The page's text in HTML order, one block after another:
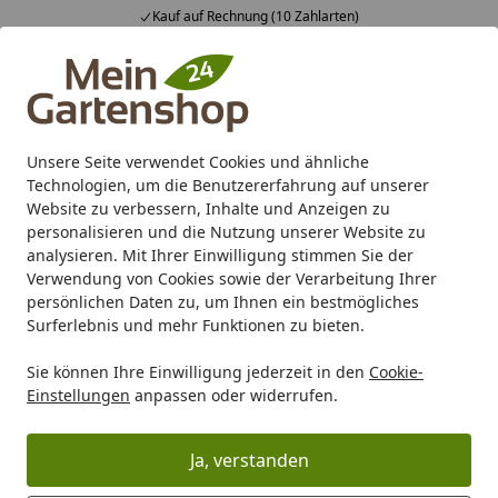
Unsere Seite verwendet Cookies und ähnliche
Technologien, um die Benutzererfahrung auf unserer
Website zu verbessern, Inhalte und Anzeigen zu
personalisieren und die Nutzung unserer Website zu
analysieren. Mit Ihrer Einwilligung stimmen Sie der
Verwendung von Cookies sowie der Verarbeitung Ihrer
persönlichen Daten zu, um Ihnen ein bestmögliches
Surferlebnis und mehr Funktionen zu bieten.
Sie können Ihre Einwilligung jederzeit in den Cookie-
Einstellungen anpassen oder widerrufen.
Ja, verstanden
Kauf auf Rechnung (10 Zahlarten)
Alle Produkte
Mein Konto
Suchen
Karibu Pools inkl. gratis Sandfilteranlage & Pool-
Starterset (Gesamtwert bis 468,99€)
Startseite
Marken Vitavia Vitavia Gewächshäuser Vitavia
Vitavia Bewässerung
Ihre Artikelübersicht